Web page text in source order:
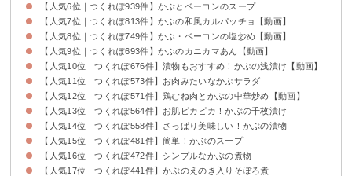
【人気6位｜つくれぽ939件】かぶとベーコンのスープ
【人気7位｜つくれぽ813件】かぶの和風カルパッチョ【動画】
【人気8位｜つくれぽ749件】かぶ・ベーコンの塩炒め【動画】
【人気9位｜つくれぽ693件】かぶのカニカマあん【動画】
【人気10位｜つくれぽ676件】漬物もおすすめ！かぶの浅漬け【動画】
【人気11位｜つくれぽ573件】お肉みたいなかぶサラダ
【人気12位｜つくれぽ571件】鶏むね肉とかぶの中華炒め【動画】
【人気13位｜つくれぽ564件】お肌ピカピカ！かぶの千枚漬け
【人気14位｜つくれぽ558件】さっぱり美味しい！かぶの漬物
【人気15位｜つくれぽ481件】簡単！かぶのスープ
【人気16位｜つくれぽ472件】シンプルなかぶの煮物
【人気17位｜つくれぽ441件】かぶのえのき入りそぼろ煮